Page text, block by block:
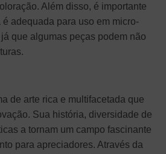
Além disso, é importante
adequada para uso em micro-
que algumas peças podem não
de arte rica e multifacetada que
Sua história, diversidade de
a tornam um campo fascinante
para apreciadores. Através da